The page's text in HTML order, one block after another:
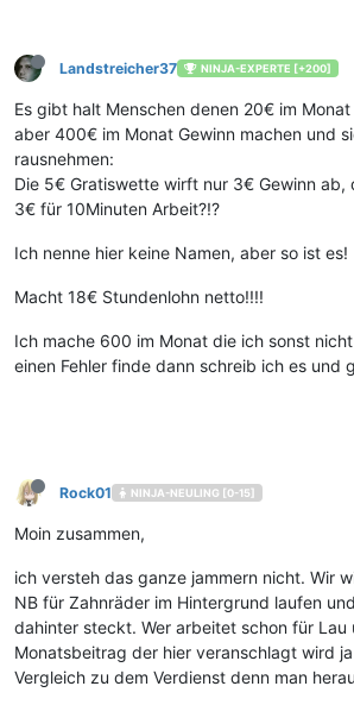
Landstreicher37 NINJA-EXPERTE [+200]
Es gibt halt Menschen denen 20€ im
aber 400€ im Monat Gewinn machen und
rausnehmen:
Die 5€ Gratiswette wirft nur 3€ Gewinn ab,
3€ für 10Minuten Arbeit?!?
Ich nenne hier keine Namen, aber so ist es!
Macht 18€ Stundenlohn netto!!!!
Ich mache 600 im Monat die ich sonst
einen Fehler finde dann schreib ich es und
Rock01 NINJA-NEULING [0-15]
Moin zusammen,
ich versteh das ganze jammern nicht. Wir
NB für Zahnräder im Hintergrund laufen
dahinter steckt. Wer arbeitet schon für Lau
Monatsbeitrag der hier veranschlagt wird
Vergleich zu dem Verdienst denn man